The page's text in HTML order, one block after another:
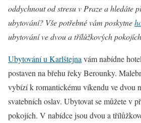
oddychnout od stresu v Praze a hledáte
ubytování? Vše potřebné vám poskytne
ubytování ve dvou a třílůžkových
Ubytování u Karlštejna vám nabídne
postaven na břehu řeky Berounky.
vybízí k romantickému víkendu ve dvou
svatebních oslav. Ubytovat se můžete v
pokojích. V nabídce jsou dvou a